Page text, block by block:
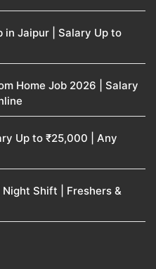
Jaipur | Salary Up to
Home Job 2026 | Salary
Up to ₹25,000 | Any
Shift | Freshers &